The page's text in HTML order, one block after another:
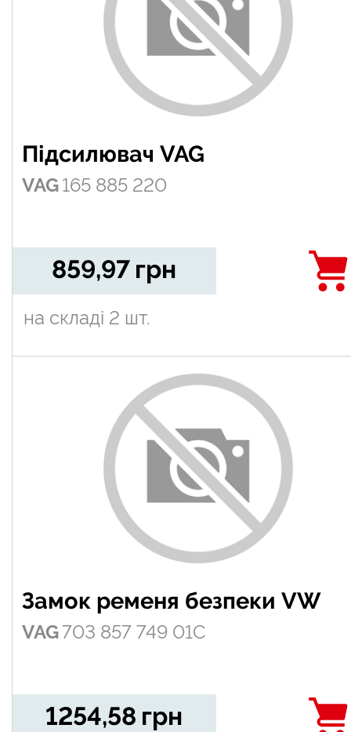
Підсилювач VAG
VAG165 885 220
859,97 грн
на складі 2 шт.
Замок ременя безпеки VW
VAG703 857 749 01C
1254,58 грн